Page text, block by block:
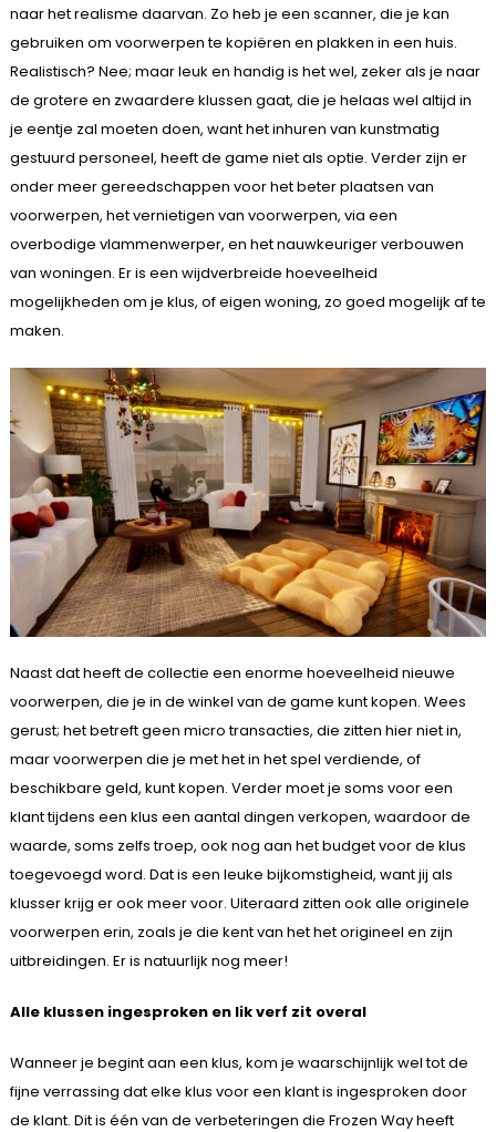
naar het realisme daarvan. Zo heb je een scanner, die je kan
gebruiken om voorwerpen te kopiëren en plakken in een huis.
Realistisch? Nee; maar leuk en handig is het wel, zeker als je naar
de grotere en zwaardere klussen gaat, die je helaas wel altijd in
je eentje zal moeten doen, want het inhuren van kunstmatig
gestuurd personeel, heeft de game niet als optie. Verder zijn er
onder meer gereedschappen voor het beter plaatsen van
voorwerpen, het vernietigen van voorwerpen, via een
overbodige vlammenwerper, en het nauwkeuriger verbouwen
van woningen. Er is een wijdverbreide hoeveelheid
mogelijkheden om je klus, of eigen woning, zo goed mogelijk af te
maken.
Naast dat heeft de collectie een enorme hoeveelheid nieuwe
voorwerpen, die je in de winkel van de game kunt kopen. Wees
gerust; het betreft geen micro transacties, die zitten hier niet in,
maar voorwerpen die je met het in het spel verdiende, of
beschikbare geld, kunt kopen. Verder moet je soms voor een
klant tijdens een klus een aantal dingen verkopen, waardoor de
waarde, soms zelfs troep, ook nog aan het budget voor de klus
toegevoegd word. Dat is een leuke bijkomstigheid, want jij als
klusser krijg er ook meer voor. Uiteraard zitten ook alle originele
voorwerpen erin, zoals je die kent van het het origineel en zijn
uitbreidingen. Er is natuurlijk nog meer!
Alle klussen ingesproken en lik verf zit overal
Wanneer je begint aan een klus, kom je waarschijnlijk wel tot de
fijne verrassing dat elke klus voor een klant is ingesproken door
de klant. Dit is één van de verbeteringen die Frozen Way heeft